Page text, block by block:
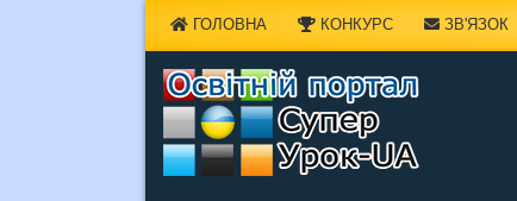
ГОЛОВНА КОНКУРС ЗВ'ЯЗОК